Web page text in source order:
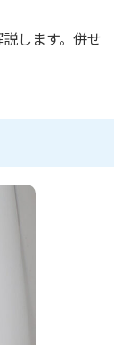
します。併せ